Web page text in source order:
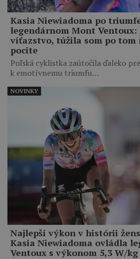
Kasia Niewiadoma po
legendárnom Mont Ventoux:
víťazstvo, túžila som po tom
pocite
Poľská cyklistka zaútočila ďaleko
k emotívnemu triumfu…
Najlepší výkon v histórii
Kasia Niewiadoma ovládla
Ventoux s výkonom 5,3 W/kg
NOVINKY